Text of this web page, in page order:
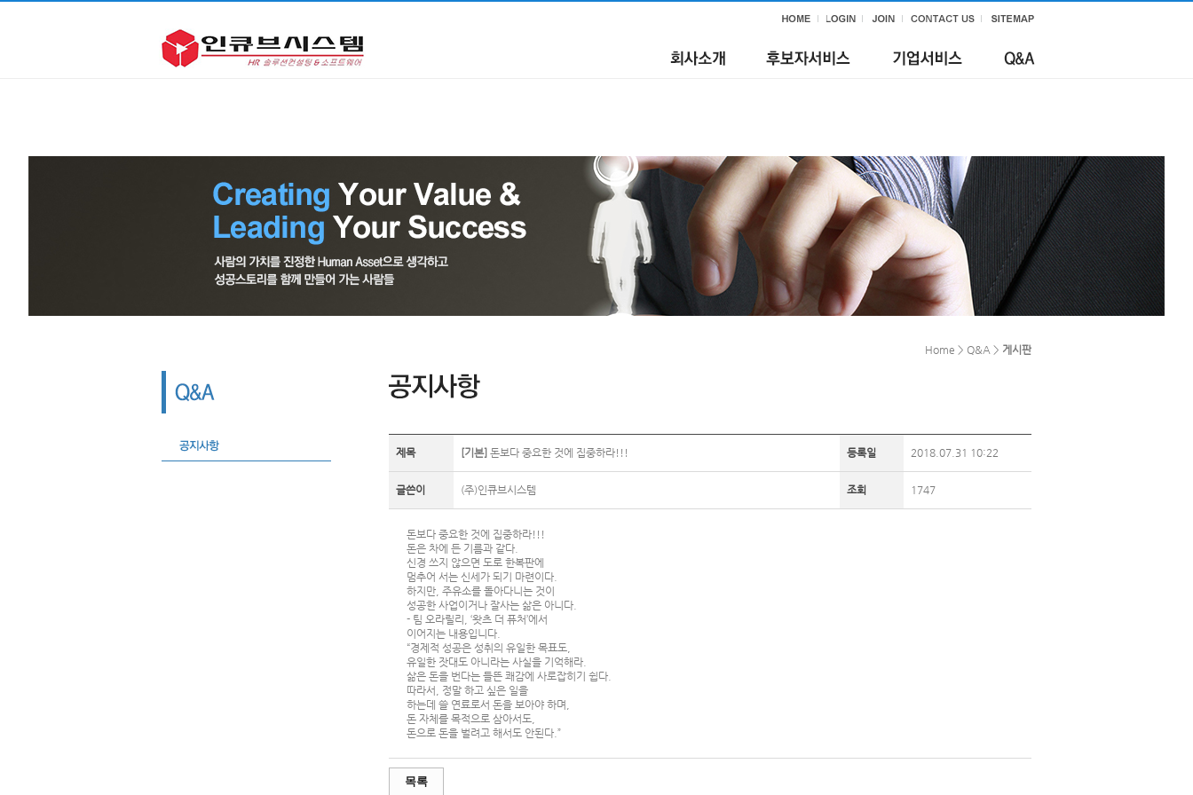
Home > Q&A > 게시판
제목 [기본] 돈보다 중요한 것에 집중하라!!! 등록일 2018.07.31 10:22
글쓴이 (주)인큐브시스템 조회 1747
돈보다 중요한 것에 집중하라!!!
돈은 차에 든 기름과 같다.
신경 쓰지 않으면 도로 한복판에
멈추어 서는 신세가 되기 마련이다.
하지만, 주유소를 돌아다니는 것이
성공한 사업이거나 잘사는 삶은 아니다.
- 팀 오라릴리, ‘왓츠 더 퓨처’에서
이어지는 내용입니다.
“경제적 성공은 성취의 유일한 목표도,
유일한 잣대도 아니라는 사실을 기억해라.
삶은 돈을 번다는 들뜬 쾌감에 사로잡히기 쉽다.
따라서, 정말 하고 싶은 일을
하는데 쓸 연료로서 돈을 보아야 하며,
돈 자체를 목적으로 삼아서도,
돈으로 돈을 벌려고 해서도 안된다.”
목록